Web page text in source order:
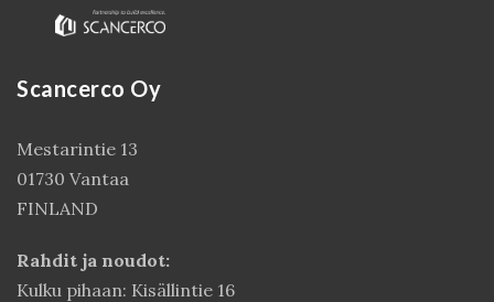
Scancerco Oy
Mestarintie 13
01730 Vantaa
FINLAND
Rahdit ja noudot:
Kulku pihaan: Kisällintie 16